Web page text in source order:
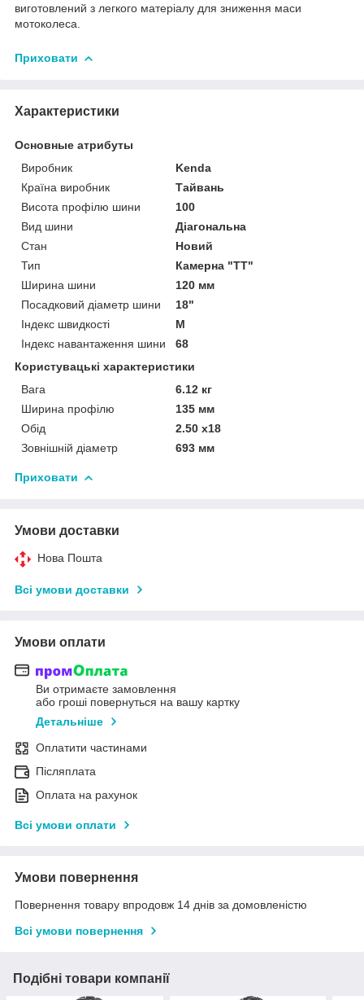
виготовлений з легкого матеріалу для зниження маси
мотоколеса.
Приховати
Характеристики
Основные атрибуты
Виробник
Kenda
Країна виробник
Тайвань
Висота профілю шини
100
Вид шини
Діагональна
Стан
Новий
Тип
Камерна "TT"
Ширина шини
120 мм
Посадковий діаметр шини
18"
Індекс швидкості
M
Індекс навантаження шини
68
Користувацькі характеристики
Вага
6.12 кг
Ширина профілю
135 мм
Обід
2.50 x18
Зовнішній діаметр
693 мм
Приховати
Умови доставки
Нова Пошта
Всі умови доставки
Умови оплати
Ви отримаєте замовлення
або гроші повернуться на вашу картку
Детальніше
Оплатити частинами
Післяплата
Оплата на рахунок
Всі умови оплати
Умови повернення
Повернення товару впродовж 14 днів за домовленістю
Всі умови повернення
Подібні товари компанії